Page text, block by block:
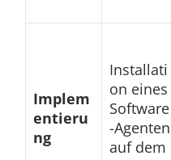
Implem
entieru
ng
Installati
on eines
Software
-Agenten
auf dem